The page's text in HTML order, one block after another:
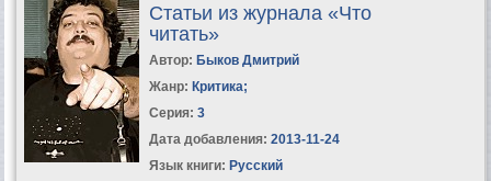
Статьи из журнала «Что
читать»
Автор: Быков Дмитрий
Жанр: Критика;
Серия: 3
Дата добавления: 2013-11-24
Язык книги: Русский